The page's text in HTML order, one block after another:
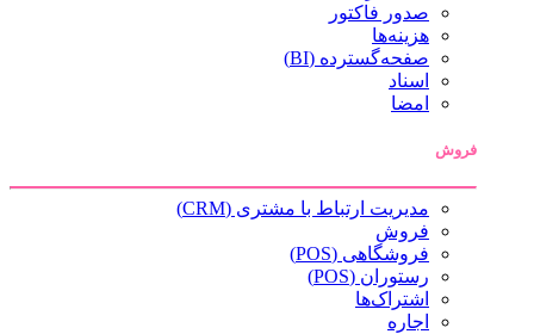
صدور فاکتور
هزینه‌ها
صفحه‌گسترده (BI)
اسناد
امضا
فروش
مدیریت ارتباط با مشتری (CRM)
فروش
فروشگاهی (POS)
رستوران (POS)
اشتراک‌ها
اجاره